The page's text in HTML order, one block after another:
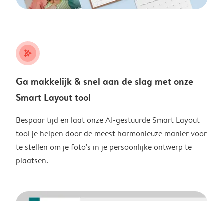
stars_plus
Ga makkelijk & snel aan de slag met onze
Smart Layout tool
Bespaar tijd en laat onze AI-gestuurde Smart Layout
tool je helpen door de meest harmonieuze manier voor
te stellen om je foto's in je persoonlijke ontwerp te
plaatsen.